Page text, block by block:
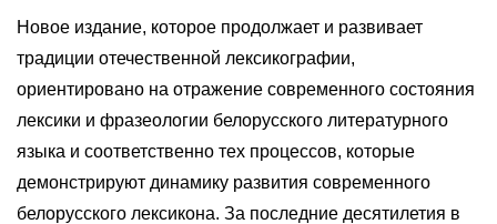
Новое издание, которое продолжает и развивает
традиции отечественной лексикографии,
ориентировано на отражение современного состояния
лексики и фразеологии белорусского литературного
языка и соответственно тех процессов, которые
демонстрируют динамику развития современного
белорусского лексикона. За последние десятилетия в